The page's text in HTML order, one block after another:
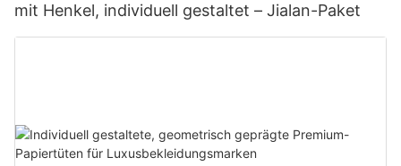
mit Henkel, individuell gestaltet – Jialan-Paket